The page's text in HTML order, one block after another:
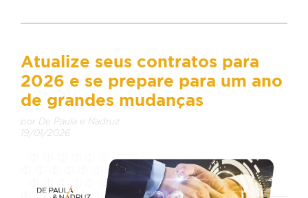
Atualize seus contratos para
2026 e se prepare para um ano
de grandes mudanças
por De Paula e Nadruz
19/01/2026